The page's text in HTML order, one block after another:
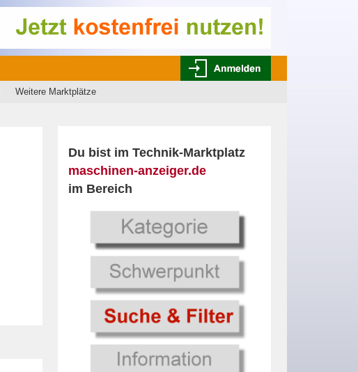
Weitere Marktplätze
Du bist im Technik-Marktplatz
maschinen-anzeiger.de
im Bereich